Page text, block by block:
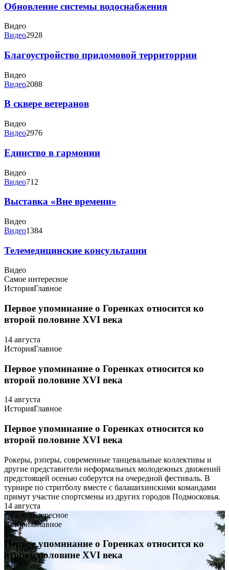
Обновление системы водоснабжения
Видео
Видео2928
Благоустройство придомовой территоррии
Видео
Видео2088
В сквере ветеранов
Видео
Видео2976
Единство в гармонии
Видео
Видео712
Выставка «Вне времени»
Видео
Видео1384
Телемедицинские консультации
Видео
Самое интересное
ИсторияГлавное
Первое упоминание о Горенках относится ко
второй половине XVI века
14 августа
ИсторияГлавное
Первое упоминание о Горенках относится ко
второй половине XVI века
14 августа
ИсторияГлавное
Первое упоминание о Горенках относится ко
второй половине XVI века
Рокеры, рэперы, современные танцевальные коллективы и
другие представители неформальных молодежных движений
предстоящей осенью соберутся на очередной фестиваль. В
турнире по стритболу вместе с балашихинскими командами
примут участие спортсмены из других городов Подмосковья.
14 августа
Самое интересное
ИсторияГлавное
Первое упоминание о Горенках относится ко
второй половине XVI века